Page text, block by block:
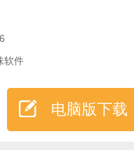
软件
电脑版下载